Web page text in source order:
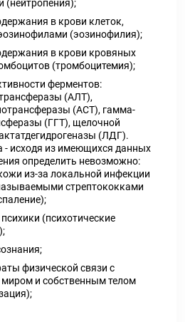
(нейтропения);
в крови клеток,
(эозинофилия);
в крови кровяных
(тромбоцитемия);
ферментов:
(АЛТ),
(ACT), гамма-
(ГГТ), щелочной
(ЛДГ).
- исходя из имеющихся данных
определить невозможно:
из-за локальной инфекции
стрептококками
(психотические
физической связи с
и собственным телом